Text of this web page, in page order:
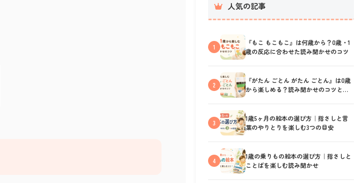
人気の記事
1
『もこ もこもこ』は何歳から？0歳・1
歳の反応に合わせた読み聞かせのコツ
2
『がたん ごとん がたん ごとん』は0歳
から楽しめる？読み聞かせのコツと反
3
1歳5ヶ月の絵本の選び方｜指さしと言
葉のやりとりを楽しむ3つの目安
4
1歳の乗りもの絵本の選び方｜指さしと
ことばを楽しむ読み聞かせ